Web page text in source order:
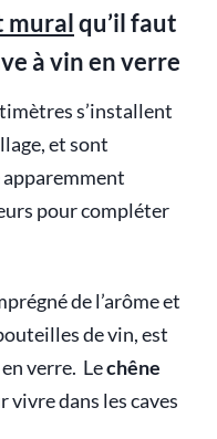
muralqu’il faut
à vin en verre
s’installent
et sont
pour compléter
de l’arôme et
de vin, est
verre. Lechêne
vivre dans les caves